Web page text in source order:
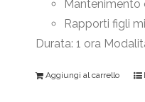
Mantenimento
Rapporti figli
Durata: 1 ora
Aggiungi al carrello